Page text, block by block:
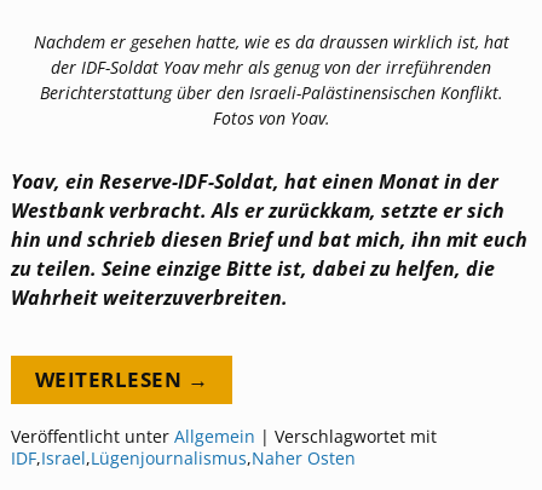
Nachdem er gesehen hatte, wie es da draussen wirklich ist, hat
der IDF-Soldat Yoav mehr als genug von der irreführenden
Berichterstattung über den Israeli-Palästinensischen Konflikt.
Fotos von Yoav.
Yoav, ein Reserve-IDF-Soldat, hat einen Monat in der
Westbank verbracht. Als er zurückkam, setzte er sich
hin und schrieb diesen Brief und bat mich, ihn mit euch
zu teilen. Seine einzige Bitte ist, dabei zu helfen, die
Wahrheit weiterzuverbreiten.
WEITERLESEN →
Veröffentlicht unter Allgemein | Verschlagwortet mit
IDF,Israel,Lügenjournalismus,Naher Osten